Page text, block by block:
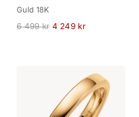
Guld 18K
6 499 kr 4 249 kr